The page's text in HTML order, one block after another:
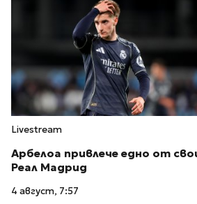
Livestream
Арбелоа привлече едно от
Реал Мадрид
4 август, 7:57